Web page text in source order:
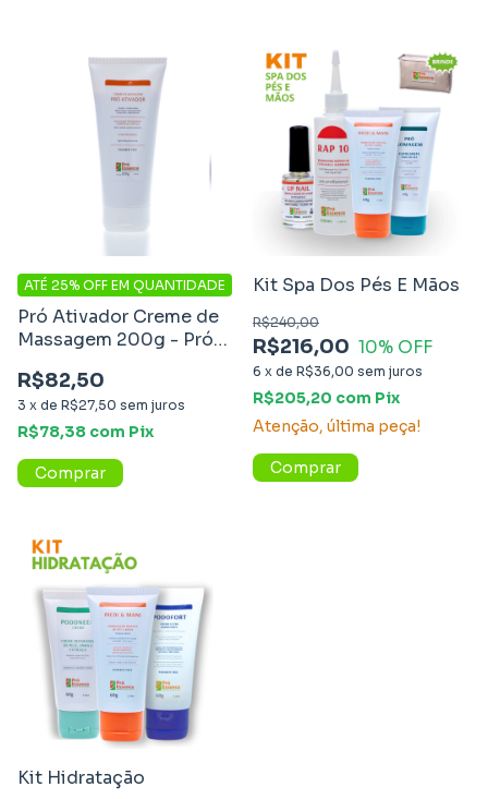
Pró Ativador Creme de
Massagem 200g - Pró
R$82,50
3 x de R$27,50 sem juros
ATÉ 25% OFF EM QUANTIDADE
R$78,38 com Pix
Kit Spa Dos Pés E Mãos
R$216,00
R$240,00
10% OFF
6 x de R$36,00 sem juros
R$205,20 com Pix
Atenção, última peça!
Kit Hidratação